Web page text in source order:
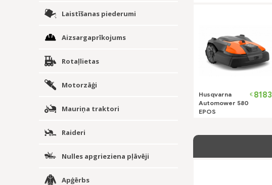
Laistīšanas piederumi
Aizsargaprīkojums
Rotaļlietas
Motorzāģi
Mauriņa traktori
Raideri
Nulles apgrieziena pļāvēji
Apģērbs
Husqvarna
Automower 580
EPOS
€ 8183